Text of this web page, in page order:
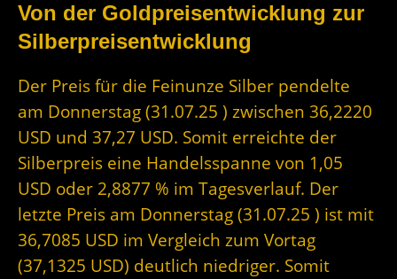
Von der Goldpreisentwicklung zur
Silberpreisentwicklung
Der Preis für die Feinunze Silber pendelte
am Donnerstag (31.07.25 ) zwischen 36,2220
USD und 37,27 USD. Somit erreichte der
Silberpreis eine Handelsspanne von 1,05
USD oder 2,8877 % im Tagesverlauf. Der
letzte Preis am Donnerstag (31.07.25 ) ist mit
36,7085 USD im Vergleich zum Vortag
(37,1325 USD) deutlich niedriger. Somit